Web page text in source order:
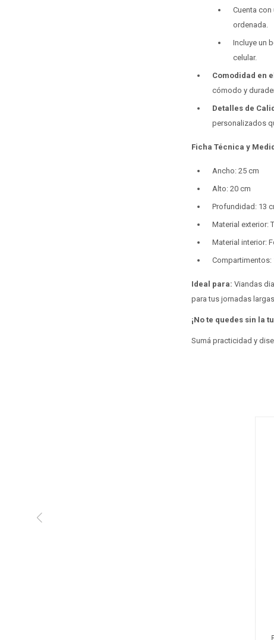
Cuenta
ordenada.
Incluye un
celular.
Comodidad en
cómodo y
Detalles de
personalizados
Ficha Técnica y
Ancho: 25 cm
Alto: 20 cm
Profundidad: 13
Material exterior:
Material interior:
Compartimentos:
Ideal para: Viandas
para tus jornadas
¡No te quedes sin la
Sumá practicidad y